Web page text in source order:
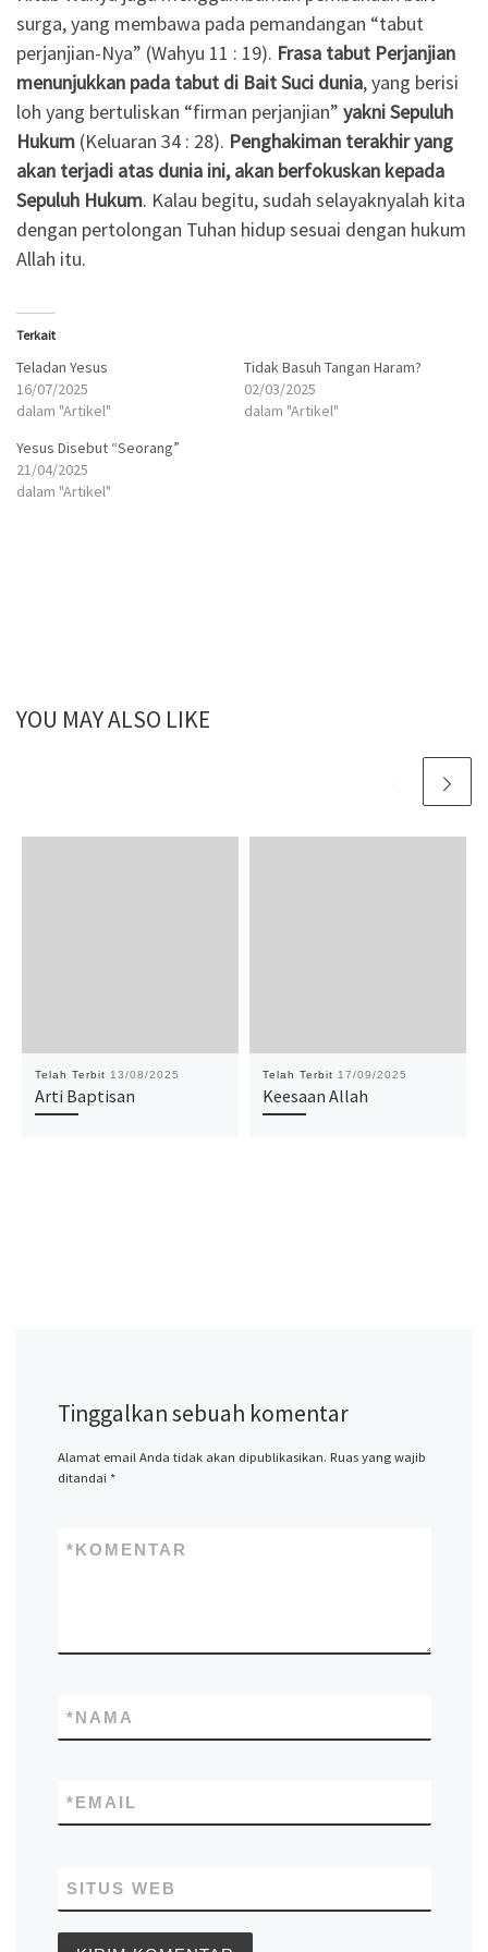
surga, yang membawa pada pemandangan “tabut
perjanjian-Nya” (Wahyu 11 : 19). Frasa tabut Perjanjian
menunjukkan pada tabut di Bait Suci dunia, yang berisi
loh yang bertuliskan “firman perjanjian” yakni Sepuluh
Hukum (Keluaran 34 : 28). Penghakiman terakhir yang
akan terjadi atas dunia ini, akan berfokuskan kepada
Sepuluh Hukum. Kalau begitu, sudah selayaknyalah kita
dengan pertolongan Tuhan hidup sesuai dengan hukum
Allah itu.
Terkait
Teladan Yesus
16/07/2025
dalam "Artikel"
Tidak Basuh Tangan Haram?
02/03/2025
dalam "Artikel"
Yesus Disebut “Seorang”
21/04/2025
dalam "Artikel"
YOU MAY ALSO LIKE
Telah Terbit 13/08/2025
Arti Baptisan
Telah Terbit 17/09/2025
Keesaan Allah
Tinggalkan sebuah komentar
Alamat email Anda tidak akan dipublikasikan. Ruas yang wajib
ditandai *
KOMENTAR
*
NAMA
*
EMAIL
*
SITUS WEB